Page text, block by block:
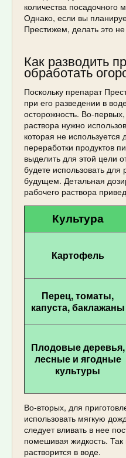
количества посадочного
Однако, если вы
Престижем, делать это
Как разводить
обработать
Поскольку препарат
при его разведении в
осторожность. Во-
раствора нужно
которая не
переработки продуктов
выделить для этой цели
будете использовать для
будущем. Детальная
рабочего раствора
Культура
Картофель
Перец, томаты,
капуста, баклажаны
Плодовые деревья,
лесные и ягодные
культуры
Во-вторых, для
использовать мягкую
следует вливать в нее
помешивая жидкость.
растворится в воде.